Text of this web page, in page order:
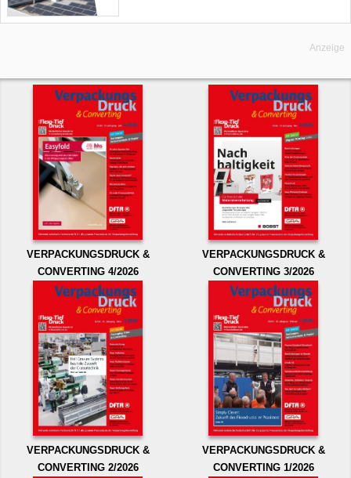
Anzeige
VERPACKUNGSDRUCK &
CONVERTING 4/2026
VERPACKUNGSDRUCK &
CONVERTING 3/2026
VERPACKUNGSDRUCK &
CONVERTING 2/2026
VERPACKUNGSDRUCK &
CONVERTING 1/2026